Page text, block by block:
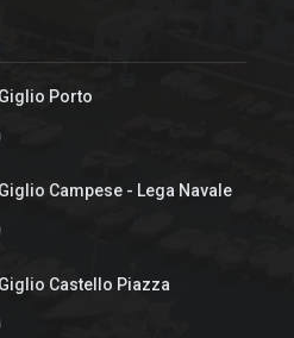
Porto
Campese - Lega Navale
Castello Piazza